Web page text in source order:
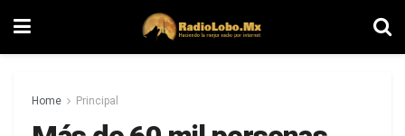
Home Principal